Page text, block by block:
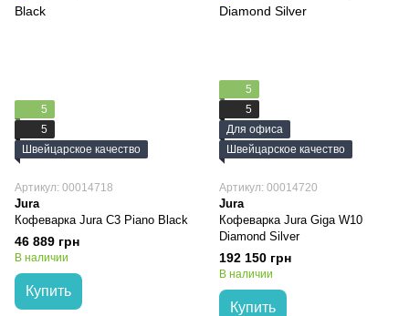
5
5
Швейцарское качество
Артикул: 00014718
Jura
Кофеварка Jura C3 Piano Black
46 889 грн
В наличии
Купить
5
5
Для офиса
Швейцарское качество
Артикул: 00014720
Jura
Кофеварка Jura Giga W10
Diamond Silver
192 150 грн
В наличии
Купить